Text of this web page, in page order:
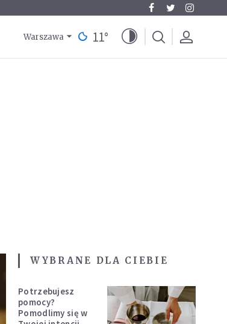
Warszawa 11°
WYBRANE DLA CIEBIE
Potrzebujesz
pomocy?
Pomodlimy się w